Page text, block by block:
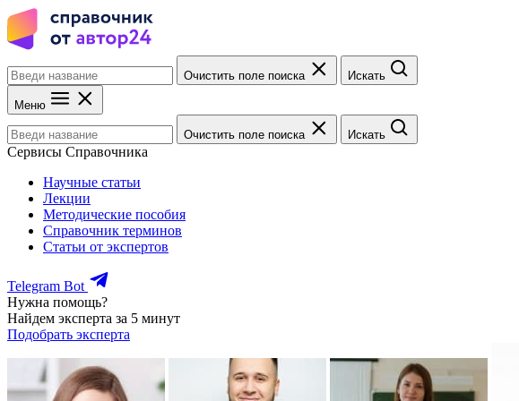
Очистить поле поиска Искать
Меню
Очистить поле поиска Искать
Сервисы Справочника
Научные статьи
Лекции
Методические пособия
Справочник терминов
Статьи от экспертов
Telegram Bot
Нужна помощь?
Найдем эксперта за 5 минут
Подобрать эксперта